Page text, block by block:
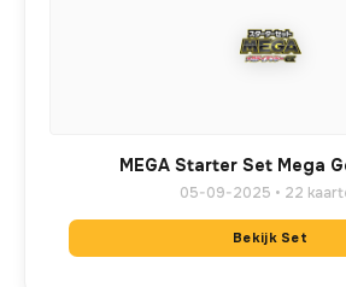
MEGA Starter Set Mega
05-09-2025 • 22
Bekijk Set